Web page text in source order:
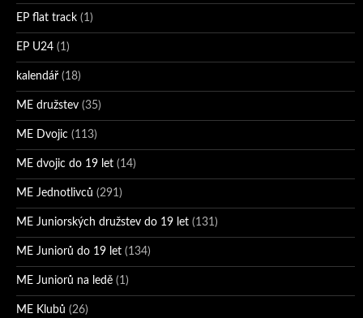
EP flat track (1)
EP U24 (1)
kalendář (18)
ME družstev (35)
ME Dvojic (113)
ME dvojic do 19 let (14)
ME Jednotlivců (291)
ME Juniorských družstev do 19 let (131)
ME Juniorů do 19 let (134)
ME Juniorů na ledě (1)
ME Klubů (26)